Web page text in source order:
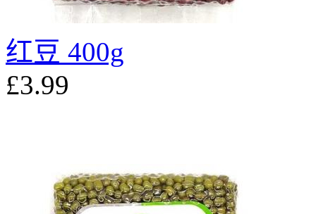
红豆 400g
£3.99